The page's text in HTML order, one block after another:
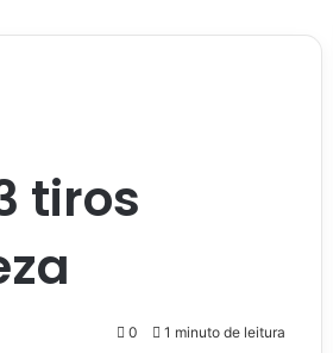
tiros
0 1 minuto de leitura